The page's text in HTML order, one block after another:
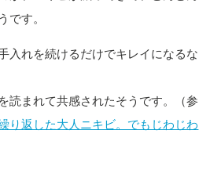
です。
入れを続けるだけでキレイになるな
読まれて共感されたそうです。（参
り返した大人ニキビ。でもじわじわ